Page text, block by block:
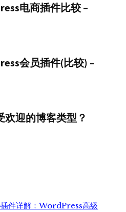
电商插件比较 –
会员插件(比较) –
欢迎的博客类型？
件详解：WordPress高级